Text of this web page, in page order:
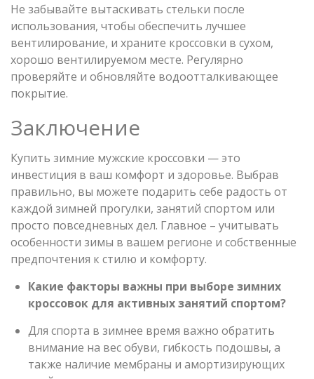
Не забывайте вытаскивать стельки после
использования, чтобы обеспечить лучшее
вентилирование, и храните кроссовки в сухом,
хорошо вентилируемом месте. Регулярно
проверяйте и обновляйте водоотталкивающее
покрытие.
Заключение
Купить зимние мужские кроссовки — это
инвестиция в ваш комфорт и здоровье. Выбрав
правильно, вы можете подарить себе радость от
каждой зимней прогулки, занятий спортом или
просто повседневных дел. Главное – учитывать
особенности зимы в вашем регионе и собственные
предпочтения к стилю и комфорту.
Какие факторы важны при выборе зимних
кроссовок для активных занятий спортом?
Для спорта в зимнее время важно обратить
внимание на вес обуви, гибкость подошвы, а
также наличие мембраны и амортизирующих